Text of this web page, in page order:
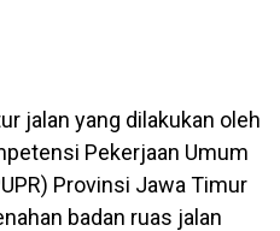
jalan yang dilakukan oleh
Pekerjaan Umum
Provinsi Jawa Timur
badan ruas jalan